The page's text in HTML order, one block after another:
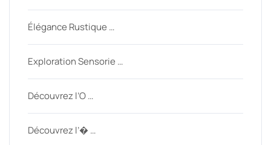
Élégance Rustique …
Exploration Sensorie …
Découvrez l’O …
Découvrez l’� …